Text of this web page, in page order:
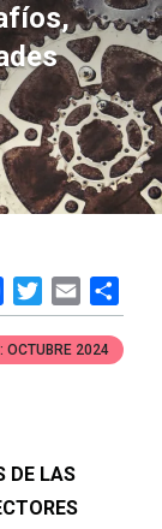
FacebookTwitterEmail
OCTUBRE 2024
DE LAS